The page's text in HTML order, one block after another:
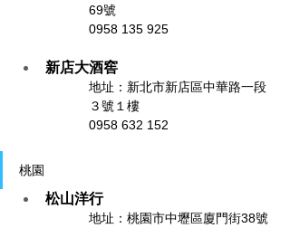
69號
0958 135 925
新店大酒窖
地址：新北市新店區中華路一段
３號１樓
0958 632 152
桃園
松山洋行
地址： 桃園市中壢區廈門街38號